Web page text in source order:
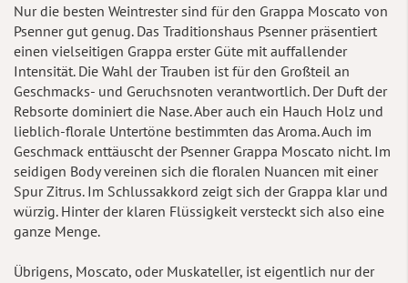
Nur die besten Weintrester sind für den Grappa Moscato von
Psenner gut genug. Das Traditionshaus Psenner präsentiert
einen vielseitigen Grappa erster Güte mit auffallender
Intensität. Die Wahl der Trauben ist für den Großteil an
Geschmacks- und Geruchsnoten verantwortlich. Der Duft der
Rebsorte dominiert die Nase. Aber auch ein Hauch Holz und
lieblich-florale Untertöne bestimmten das Aroma. Auch im
Geschmack enttäuscht der Psenner Grappa Moscato nicht. Im
seidigen Body vereinen sich die floralen Nuancen mit einer
Spur Zitrus. Im Schlussakkord zeigt sich der Grappa klar und
würzig. Hinter der klaren Flüssigkeit versteckt sich also eine
ganze Menge.
Übrigens, Moscato, oder Muskateller, ist eigentlich nur der